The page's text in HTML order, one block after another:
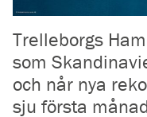
Trelleborgs
som
och når nya
sju första